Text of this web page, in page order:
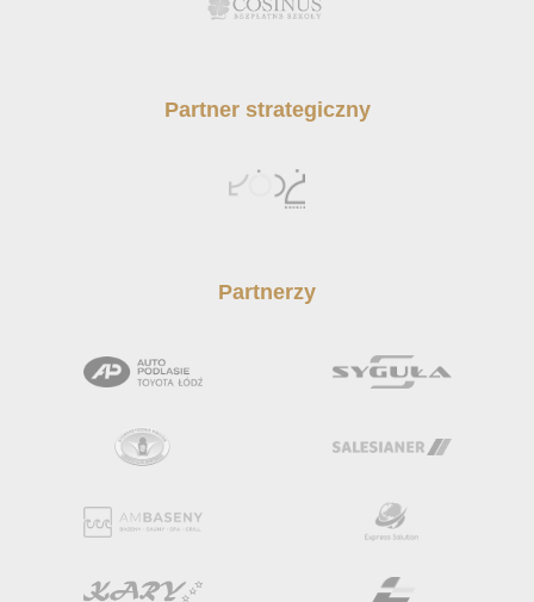
Partner strategiczny
Partnerzy